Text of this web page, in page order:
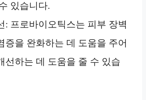
있습니다.
: 프로바이오틱스는 피부 장벽
증을 완화하는 데 도움을 주어
선하는 데 도움을 줄 수 있습